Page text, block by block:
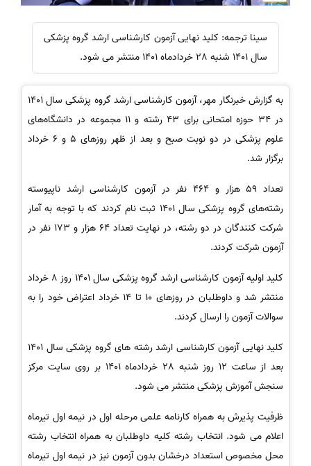
سینا ترجمه: کلید نهایی آزمون کارشناسی ارشد گروه پزشکی
سال 1401 شنبه 28 خردادماه 1401 منتشر می شود.
به گزارش خبرنگار مهر، آزمون کارشناسی ارشد گروه پزشکی سال 1401
در 34 حوزه امتحانی برای 43 رشته و 11 مجموعه در دانشگاه‌های
علوم پزشکی در دو نوبت صبح و بعد از ظهر روزهای 5 و 6 خرداد
برگزار شد.
تعداد 59 هزار و 464 نفر در آزمون کارشناسی ارشد ناپیوسته
رشته‌های گروه پزشکی سال 1401 ثبت نام کردند که با توجه به آمار
شرکت کنندگان در دو رشته، در نهایت تعداد 64 هزار و 173 نفر در
آزمون شرکت کردند.
کلید اولیه آزمون کارشناسی ارشد گروه پزشکی سال 1401 روز 8 خرداد
منتشر شد و داوطلبان در روزهای 10 تا 14 خرداد اعتراض خود را به
سوالات آزمون را ارسال کردند.
کلید نهایی آزمون کارشناسی ارشد رشته های گروه پزشکی سال 1401
بعد از ساعت 12 روز شنبه 28 خردادماه 1401 بر روی سایت مرکز
سنجش آموزش پزشکی منتشر می شود.
ظرفیت پذیرش به همراه کارنامه علمی مرحله اول در نیمه اول تیرماه
اعلام می شود. انتخاب رشته کلیه داوطلبان به همراه انتخاب رشته
محل مخصوص استعداد درخشان بدون آزمون نیز در نیمه اول تیرماه